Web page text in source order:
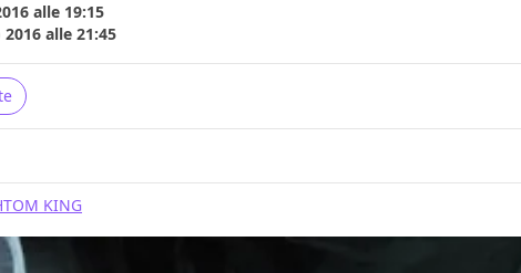
alle 19:15
alle 21:45
TOM KING